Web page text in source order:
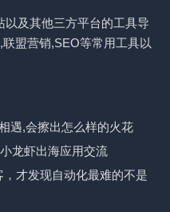
以及其他三方平台的工具导
盟营销,SEO等常用工具以
遇,会擦出怎么样的火花
龙虾出海应用交流
才发现自动化最难的不是